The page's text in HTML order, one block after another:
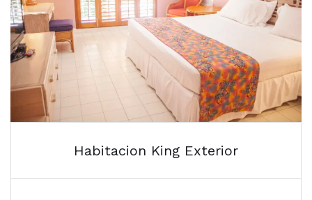
Habitacion King Exterior